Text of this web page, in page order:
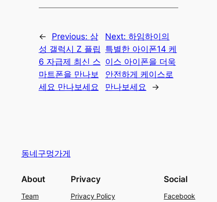
← Previous: 삼
성 갤럭시 Z 플립
6 자급제 최신 스
마트폰을 만나보
세요 만나보세요
Next:하임하이의
특별한 아이폰14 케
이스 아이폰을 더욱
안전하게 케이스로
만나보세요
→
동네구멍가게
About
Team
Privacy
Privacy Policy
Social
Facebook